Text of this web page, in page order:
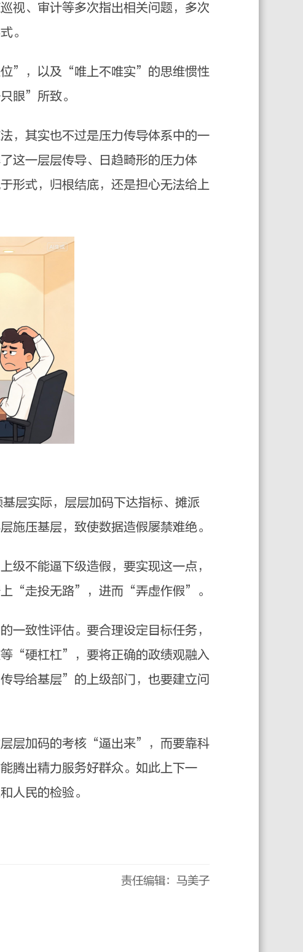
视、审计等多次指出相关问题，多次
。
”，以及“唯上不唯实”的思维惯性
眼”所致。
，其实也不过是压力传导体系中的一
这一层层传导、日趋畸形的压力体
形式，归根结底，还是担心无法给上
实际，层层加码下达指标、摊派
施压基层，致使数据造假屡禁难绝。
不能逼下级造假，要实现这一点，
上“走投无路”，进而“弄虚作假”。
致性评估。要合理设定目标任务，
等“硬杠杠”，要将正确的政绩观融入
导给基层”的上级部门，也要建立问
层加码的考核“逼出来”，而要靠科
出精力服务好群众。如此上下一
人民的检验。
责任编辑：马美子